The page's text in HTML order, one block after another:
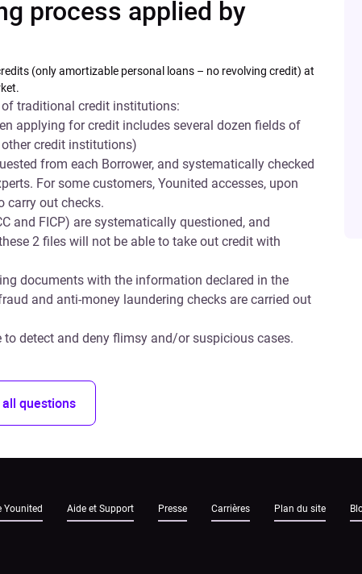
process applied by
(only amortizable personal loans – no revolving credit) at
traditional credit institutions:
applying for credit includes several dozen fields of
credit institutions)
from each Borrower, and systematically checked
For some customers, Younited accesses, upon
carry out checks.
and FICP) are systematically questioned, and
2 files will not be able to take out credit with
documents with the information declared in the
and anti-money laundering checks are carried out
detect and deny flimsy and/or suspicious cases.
questions
Younited Aide et Support Presse Carrières Plan du site